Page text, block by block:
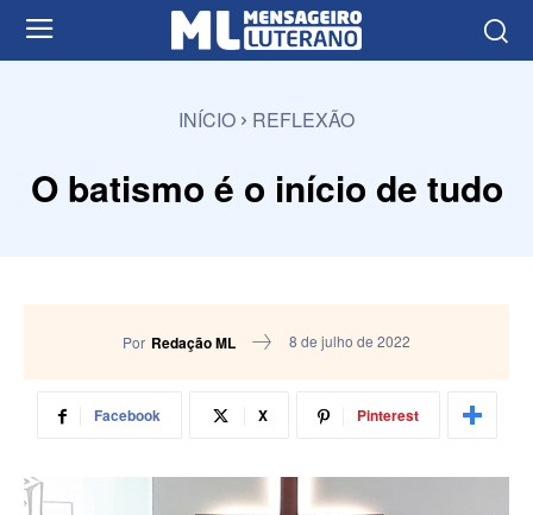
INÍCIO REFLEXÃO
O batismo é o início de tudo
Por Redação ML 8 de julho de 2022
Facebook X Pinterest